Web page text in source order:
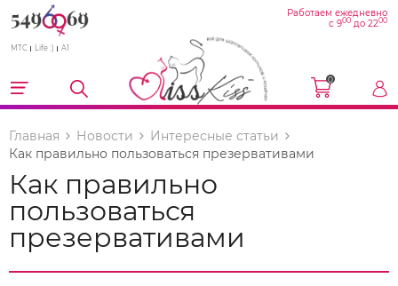
МТС Life :) A1
Работаем ежедневно
с 900 до 2200
0
Главная Новости
Интересные статьи
Как правильно пользоваться презервативами
Как правильно
пользоваться
презервативами